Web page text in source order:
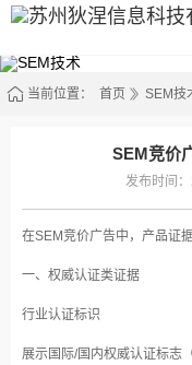
当前位置： 首页 SEM技
SEM竞价
发布时间
在SEM竞价广告中，产品证
一、权威认证类证据‌
行业认证标识‌
展示国际/国内权威认证标志